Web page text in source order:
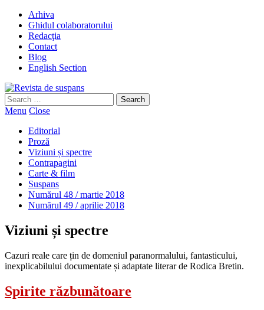
Arhiva
Ghidul colaboratorului
Redacţia
Contact
Blog
English Section
Search
for:
Menu Close
Editorial
Proză
Viziuni și spectre
Contrapagini
Carte & film
Suspans
Numărul 48 / martie 2018
Numărul 49 / aprilie 2018
Viziuni și spectre
Cazuri reale care țin de domeniul paranormalului, fantasticului,
inexplicabilului documentate și adaptate literar de Rodica Bretin.
Spirite răzbunătoare